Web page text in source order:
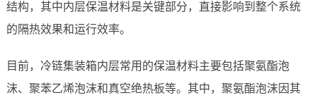
结构，其中内层保温材料是关键部分，直接影响到整个系统
的隔热效果和运行效率。
目前，冷链集装箱内层常用的保温材料主要包括聚氨酯泡
沫、聚苯乙烯泡沫和真空绝热板等。其中，聚氨酯泡沫因其